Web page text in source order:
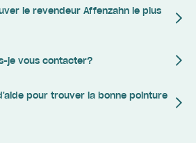
le revendeur Affenzahn le plus
je vous contacter?
pour trouver la bonne pointure